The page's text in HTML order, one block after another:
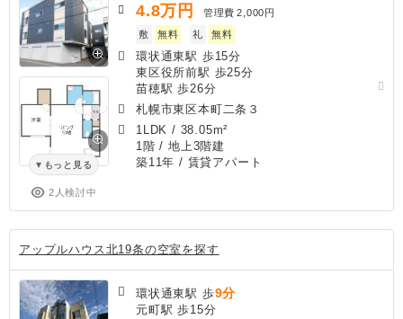
もっと見る
2人検討中
4.8万円 管理費 2,000円
敷
無料 礼 無料
環状通東駅 歩15分
東区役所前駅 歩25分
苗穂駅 歩26分
札幌市東区本町二条３
1LDK / 38.05m²
1階 / 地上3階建
築11年 / 賃貸アパート
アップルハウス北19条の空室を探す
環状通東駅 歩9分
元町駅 歩15分